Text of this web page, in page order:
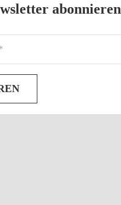
abonnieren